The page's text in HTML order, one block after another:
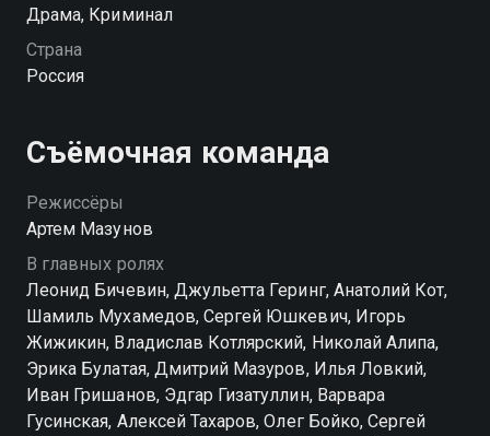
Драма, Криминал
Страна
Россия
Съёмочная команда
Режиссёры
Артем Мазунов
В главных ролях
Леонид Бичевин, Джульетта Геринг, Анатолий Кот,
Шамиль Мухамедов, Сергей Юшкевич, Игорь
Жижикин, Владислав Котлярский, Николай Алипа,
Эрика Булатая, Дмитрий Мазуров, Илья Ловкий,
Иван Гришанов, Эдгар Гизатуллин, Варвара
Гусинская, Алексей Тахаров, Олег Бойко, Сергей